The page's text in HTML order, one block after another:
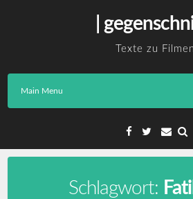
|
Texte zu
Main Menu
Facebook
TwitterEmail
Schlagwort: